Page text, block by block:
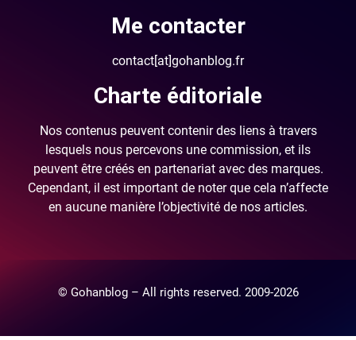
Me contacter
contact[at]gohanblog.fr
Charte éditoriale
Nos contenus peuvent contenir des liens à travers
lesquels nous percevons une commission, et ils
peuvent être créés en partenariat avec des marques.
Cependant, il est important de noter que cela n’affecte
en aucune manière l’objectivité de nos articles.
© Gohanblog – All rights reserved. 2009-2026